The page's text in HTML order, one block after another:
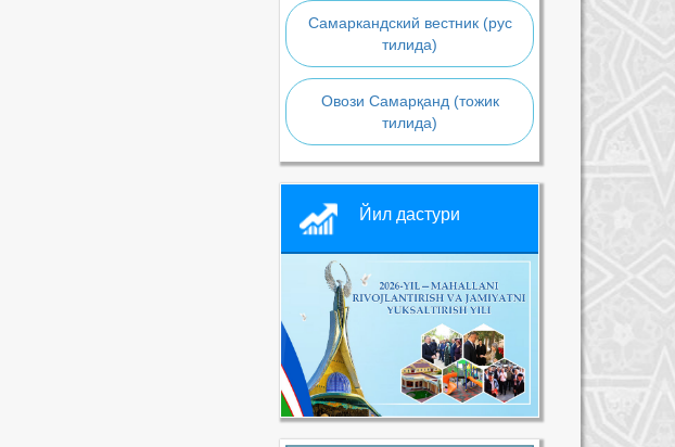
Самаркандский вестник (рус
тилида)
Овози Самарқанд (тожик
тилида)
Йил дастури